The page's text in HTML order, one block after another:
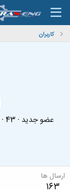
کاربران
عضو جدید ·
·
ارسال ها
163